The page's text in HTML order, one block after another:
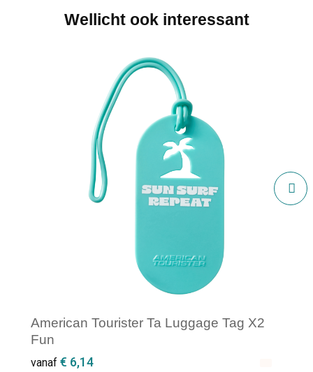
Wellicht ook interessant
American Tourister Ta Luggage Tag X2
Fun
vanaf € 6,14